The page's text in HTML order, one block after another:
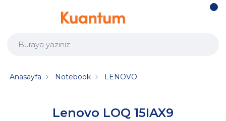
Lenovo LOQ 15IAX9
Anasayfa Notebook LENOVO